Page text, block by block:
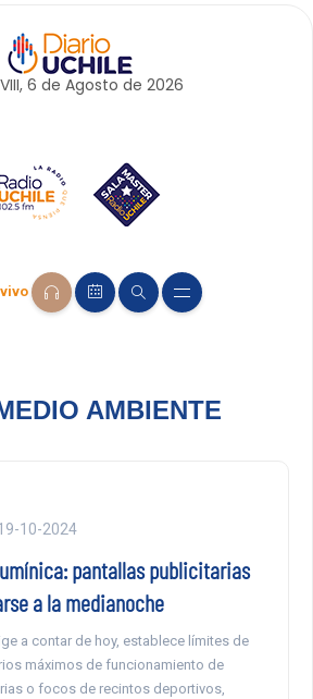
6 de Agosto de 2026
AMBIENTE
10-2024
pantallas publicitarias
a la medianoche
a contar de hoy, establece límites de
máximos de funcionamiento de
o focos de recintos deportivos,